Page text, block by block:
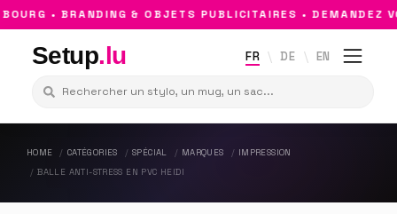
• BRANDING & OBJETS PUBLICITAIRES • DEMANDEZ
Setup.lu FR DE EN
HOME CATÉGORIES SPÉCIAL MARQUES
IMPRESSION
BALLE ANTI-STRESS EN PVC HEIDI